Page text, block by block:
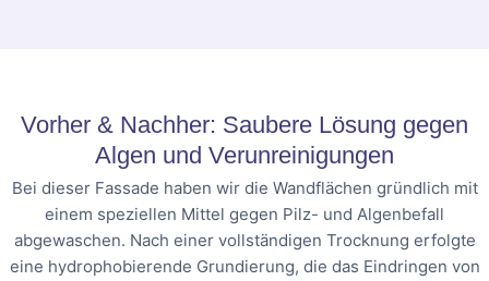
Vorher & Nachher: Saubere Lösung gegen
Algen und Verunreinigungen
Bei dieser Fassade haben wir die Wandflächen gründlich mit
einem speziellen Mittel gegen Pilz- und Algenbefall
abgewaschen. Nach einer vollständigen Trocknung erfolgte
eine hydrophobierende Grundierung, die das Eindringen von